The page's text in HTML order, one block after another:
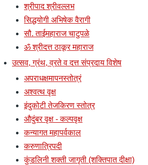
श्रीपाद श्रीवल्लभ
सिद्धयोगी अभिषेक वैरागी
सौ. ताईमहाराज चाटुपळे
ॐ श्रीदत्त ठाकूर महाराज
उत्सव, ग्रंथ, व्रते व दत्त संप्रदाय विशेष
अपराधक्षमापनस्तोत्रं
अश्वत्थ वृक्ष
इंदुकोटी तेजकिरण स्तोत्र
औदुंबर वृक्ष - कल्पवृक्ष
कन्यागत महापर्वकाल
करुणात्रिपदी
कुंडलिनी शक्ती जागृती (शक्तिपात दीक्षा)